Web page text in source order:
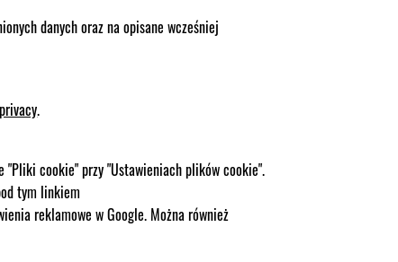
danych oraz na opisane wcześniej
.
"Pliki cookie" przy "Ustawieniach plików cookie".
tym linkiem
reklamowe w Google. Można również